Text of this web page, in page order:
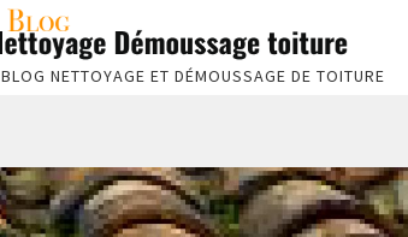
BLOG NETTOYAGE ET DÉMOUSSAGE DE TOITURE